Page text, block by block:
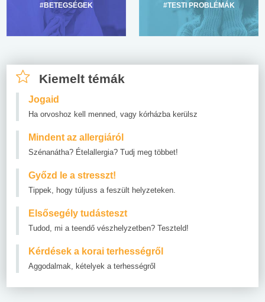
#BETEGSÉGEK #TESTI PROBLÉMÁK
Kiemelt témák
Jogaid
Ha orvoshoz kell menned, vagy kórházba kerülsz
Mindent az allergiáról
Szénanátha? Ételallergia? Tudj meg többet!
Győzd le a stresszt!
Tippek, hogy túljuss a feszült helyzeteken.
Elsősegély tudásteszt
Tudod, mi a teendő vészhelyzetben? Teszteld!
Kérdések a korai terhességről
Aggodalmak, kételyek a terhességről